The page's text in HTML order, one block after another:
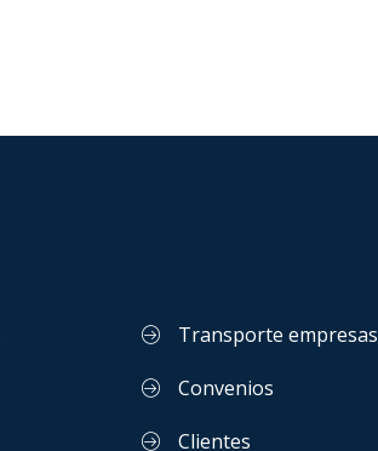
Transporte empresas
Convenios
Clientes